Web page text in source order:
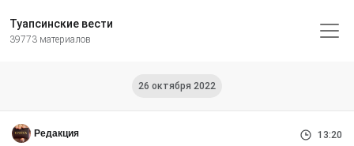
Туапсинские вести
39773 материалов
26 октября 2022
Редакция 13:20